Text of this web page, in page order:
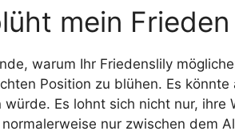
mein
warum Ihr Friedenslily
Position zu blühen. Es
würde. Es lohnt sich nicht nur,
nur zwischen dem